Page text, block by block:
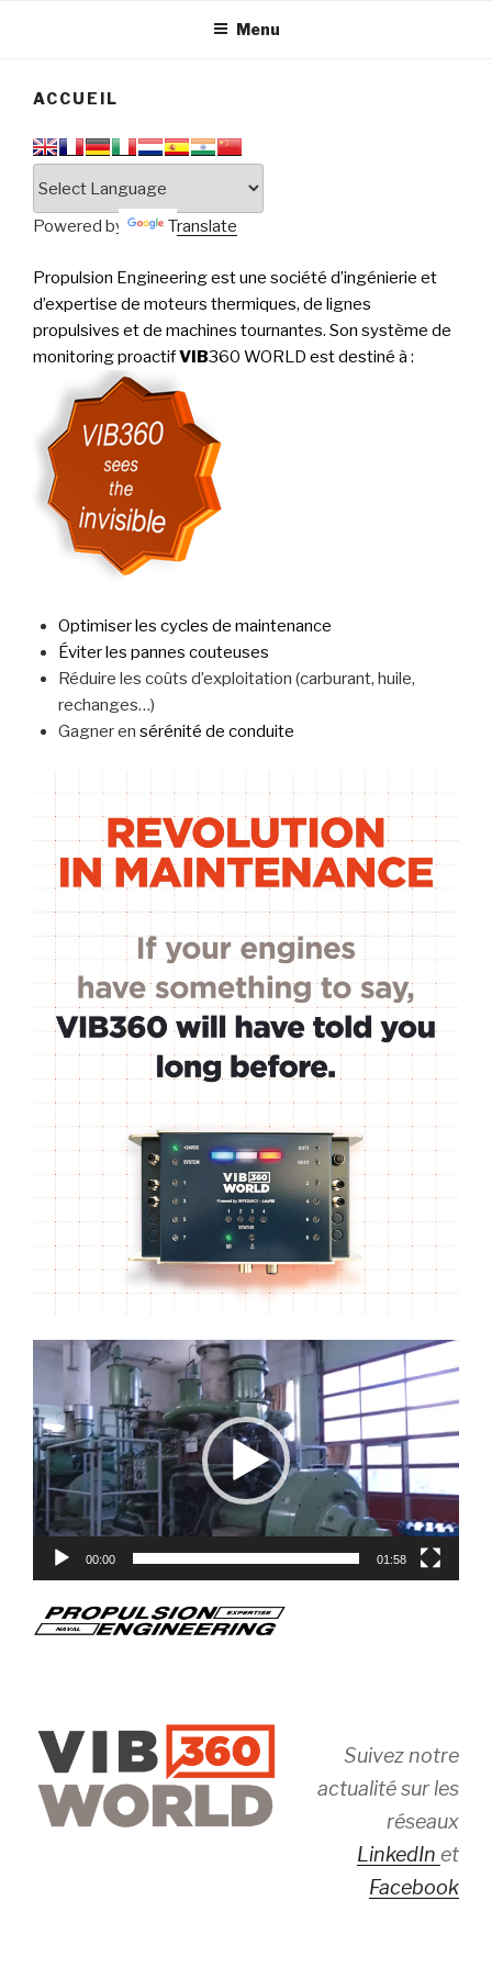
PERFORMANCE
Menu
ACCUEIL
Powered by Translate
Propulsion Engineering est une société d’ingénierie et
d’expertise de moteurs thermiques, de lignes
propulsives et de machines tournantes. Son système de
monitoring proactifVIB360 WORLD est destiné à :
Optimiser les cycles de maintenance
Éviter les pannes couteuses
Réduire les coûts d’exploitation (carburant, huile,
rechanges…)
Gagner en sérénité de conduite
Lecteur
00:00 01:58
Suivez notre
actualité sur les
réseaux
LinkedIn et
Facebook